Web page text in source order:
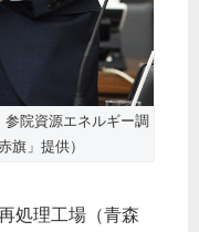
院資源エネルギー調
旗」提供）
処理工場（青森